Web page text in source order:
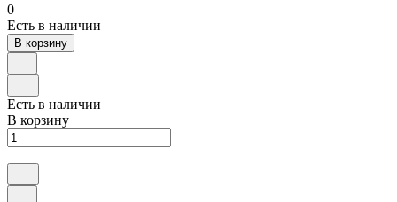
0
Есть в наличии
В корзину
Есть в наличии
В корзину